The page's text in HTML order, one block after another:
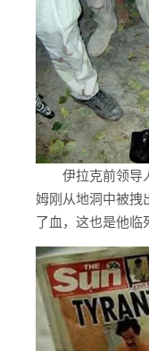
伊拉克前领导
姆刚从地洞中被拽
了血，这也是他临